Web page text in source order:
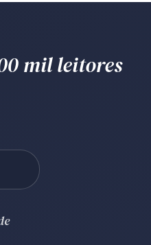
mil leitores